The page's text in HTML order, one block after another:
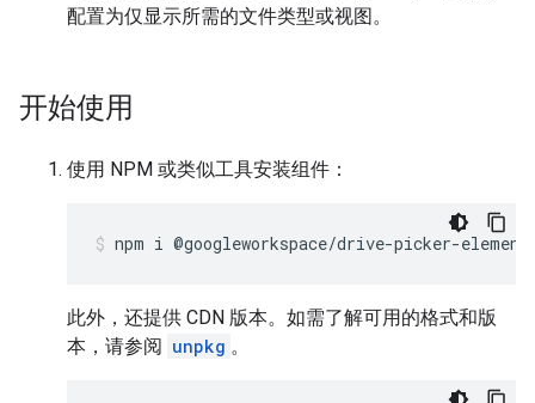
配置为仅显示所需的文件类型或视图。
开始使用
使用 NPM 或类似工具安装组件：
npm i @googleworkspace/drive-picker-element
此外，还提供 CDN 版本。如需了解可用的格式和版
本，请参阅 unpkg 。